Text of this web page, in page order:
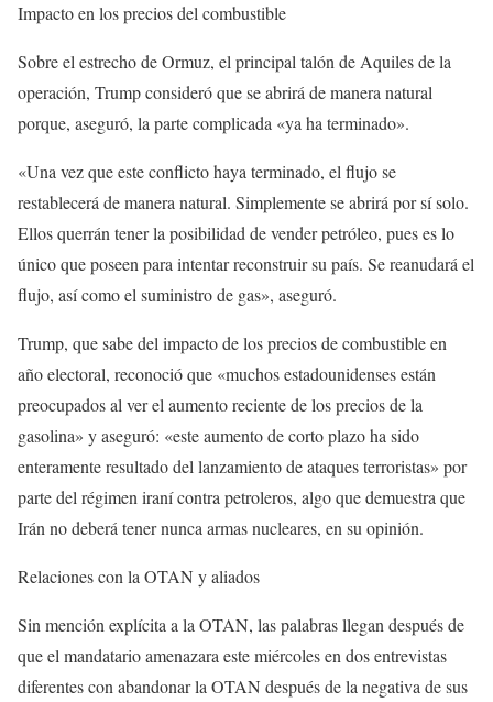
Impacto en los precios del combustible
Sobre el estrecho de Ormuz, el principal talón de Aquiles de la
operación, Trump consideró que se abrirá de manera natural
porque, aseguró, la parte complicada «ya ha terminado».
«Una vez que este conflicto haya terminado, el flujo se
restablecerá de manera natural. Simplemente se abrirá por sí solo.
Ellos querrán tener la posibilidad de vender petróleo, pues es lo
único que poseen para intentar reconstruir su país. Se reanudará el
flujo, así como el suministro de gas», aseguró.
Trump, que sabe del impacto de los precios de combustible en
año electoral, reconoció que «muchos estadounidenses están
preocupados al ver el aumento reciente de los precios de la
gasolina» y aseguró: «este aumento de corto plazo ha sido
enteramente resultado del lanzamiento de ataques terroristas» por
parte del régimen iraní contra petroleros, algo que demuestra que
Irán no deberá tener nunca armas nucleares, en su opinión.
Relaciones con la OTAN y aliados
Sin mención explícita a la OTAN, las palabras llegan después de
que el mandatario amenazara este miércoles en dos entrevistas
diferentes con abandonar la OTAN después de la negativa de sus